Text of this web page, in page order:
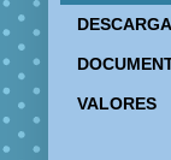
VALORES